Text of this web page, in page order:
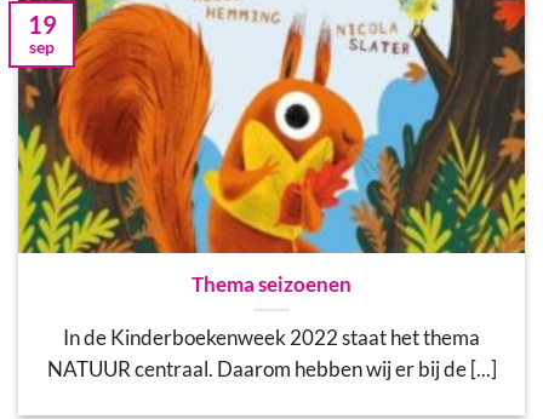
Thema seizoenen
In de Kinderboekenweek 2022 staat het thema
NATUUR centraal. Daarom hebben wij er bij de [...]
19
sep